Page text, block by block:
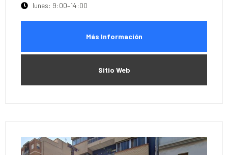
lunes: 9:00–14:00
Más Información
Sitio Web